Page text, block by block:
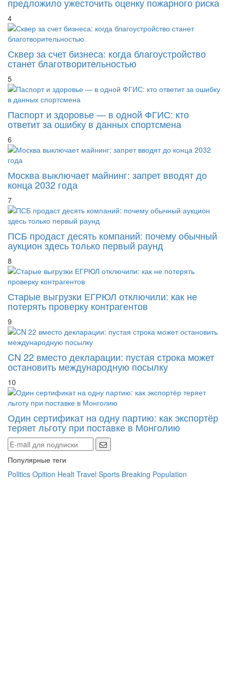
4
Сквер за счет бизнеса: когда благоустройство
станет благотворительностью
5
Паспорт и здоровье — в одной ФГИС: кто
ответит за ошибку в данных спортсмена
6
Москва выключает майнинг: запрет вводят до
конца 2032 года
7
ПСБ продаст десять компаний: почему обычный
аукцион здесь только первый раунд
8
Старые выгрузки ЕГРЮЛ отключили: как не
потерять проверку контрагентов
9
CN 22 вместо декларации: пустая строка может
остановить международную посылку
10
Один сертификат на одну партию: как экспортёр
теряет льготу при поставке в Монголию
Популярные теги
Politics Opition Healt Travel Sports Breaking Population